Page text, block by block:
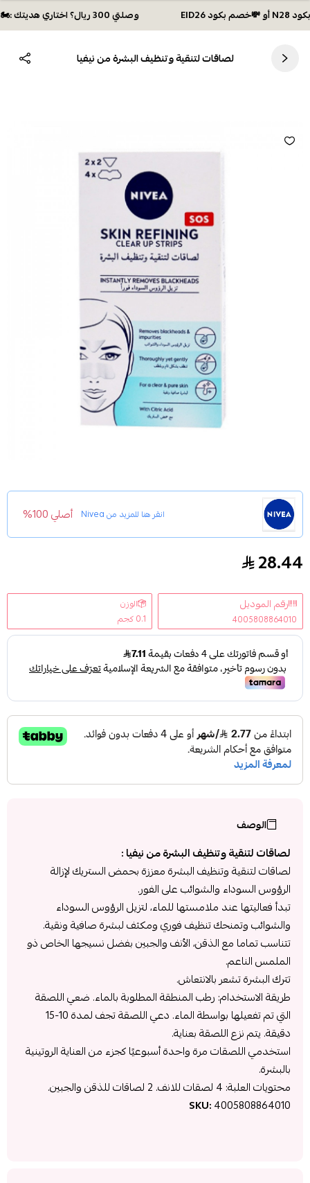
وصلتي 300 ريال؟ اختاري هديتك :🏍 شحن مجاني بكود N28 أو 💸خصم بكود EID26
لصاقات لتنقية وتنظيف البشرة من نيفيا
انقر هنا للمزيد منNivea أصلي 100%
لصاقات لتنقية وتنظيف البشرة من نيفيا
28.44
رقم الموديل
4005808864010
الوزن
0.1 كجم
الوصف
لصاقات لتنقية وتنظيف البشرة من نيفيا :
لصاقات لتنقية وتنظيف البشرة معززة بحمض الستريك لإزالة
الرؤوس السوداء والشوائب على الفور.
تبدأ فعاليتها عند ملامستها للماء، لتزيل الرؤوس السوداء
والشوائب وتمنحك تنظيف فوري ومكثف لبشرة صافية ونقية.
تتناسب تماما مع الذقن، الأنف والجبين بفضل نسيجها الخاص ذو
الملمس الناعم.
تترك البشرة تشعر بالانتعاش.
طريقة الاستخدام: رطب المنطقة المطلوبة بالماء. ضعي اللصقة
التي تم تفعيلها بواسطة الماء. دعي اللصقة تجف لمدة 10-15
دقيقة. يتم نزع اللصقة بعناية.
استخدمي اللصقات مرة واحدة أسبوعيًا كجزء من العناية الروتينية
بالبشرة.
محتويات العلبة: 4 لصقات للانف. 2 لصاقات للذقن والجبين.
SKU:4005808864010